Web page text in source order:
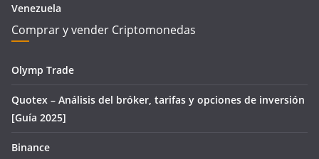
Venezuela
Comprar y vender Criptomonedas
Olymp Trade
Quotex – Análisis del bróker, tarifas y opciones de inversión
[Guía 2025]
Binance